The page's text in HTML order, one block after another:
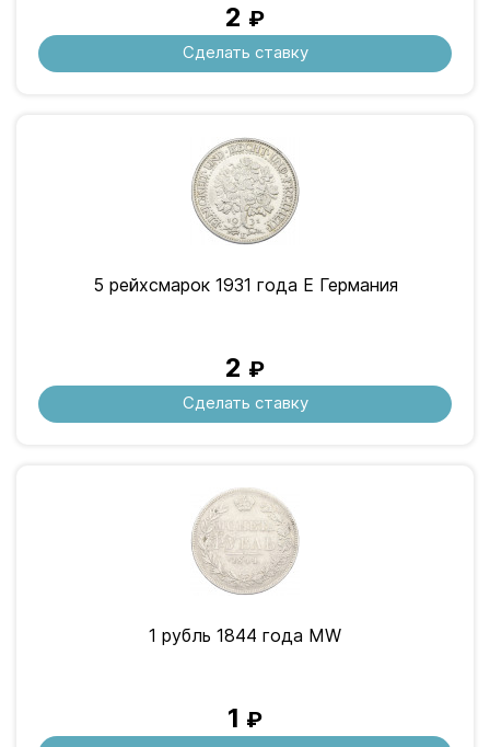
2 ₽
Сделать ставку
5 рейхсмарок 1931 года E Германия
2 ₽
Сделать ставку
1 рубль 1844 года МW
1 ₽